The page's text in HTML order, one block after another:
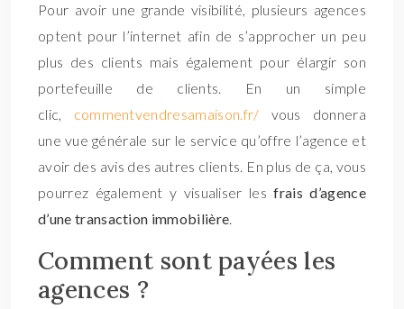
Pour avoir une grande visibilité, plusieurs agences
optent pour l’internet afin de s’approcher un peu
plus des clients mais également pour élargir son
portefeuille de clients. En un simple
clic, commentvendresamaison.fr/ vous donnera
une vue générale sur le service qu’offre l’agence et
avoir des avis des autres clients. En plus de ça, vous
pourrez également y visualiser lesfrais d’agence
d’une transaction immobilière.
Comment sont payées les
agences ?